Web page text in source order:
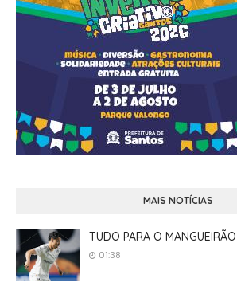
MAIS NOTÍCIAS
TUDO PARA O MANGUEIRÃO
01:38